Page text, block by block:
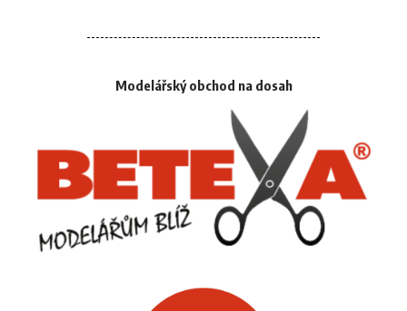
Modelářský obchod na dosah